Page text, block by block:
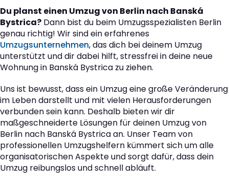
Du planst einen Umzug von Berlin nach Banská
Bystrica? Dann bist du beim Umzugsspezialisten Berlin
genau richtig! Wir sind ein erfahrenes
Umzugsunternehmen, das dich bei deinem Umzug
unterstützt und dir dabei hilft, stressfrei in deine neue
Wohnung in Banská Bystrica zu ziehen.
Uns ist bewusst, dass ein Umzug eine große Veränderung
im Leben darstellt und mit vielen Herausforderungen
verbunden sein kann. Deshalb bieten wir dir
maßgeschneiderte Lösungen für deinen Umzug von
Berlin nach Banská Bystrica an. Unser Team von
professionellen Umzugshelfern kümmert sich um alle
organisatorischen Aspekte und sorgt dafür, dass dein
Umzug reibungslos und schnell abläuft.